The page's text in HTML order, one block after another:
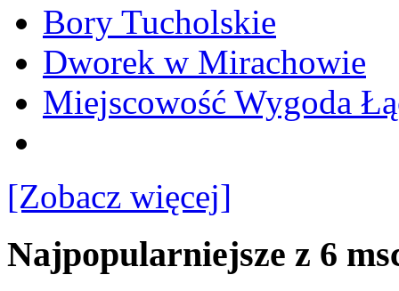
Bory Tucholskie
Dworek w Mirachowie
Miejscowość Wygoda
[Zobacz więcej]
Najpopularniejsze z 6